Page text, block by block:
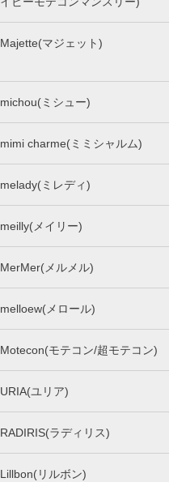
Majette(マジェット)
michou(ミシュー)
mimi charme(ミミシャルム)
melady(ミレディ)
meilly(メイリー)
MerMer(メルメル)
melloew(メロール)
Motecon(モテコン/超モテコン)
URIA(ユリア)
RADIRIS(ラディリス)
Lillbon(リルボン)